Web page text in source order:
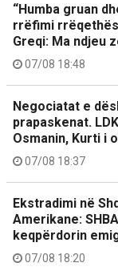
“Humba gruan
rrëfimi
Greqi: Ma ndjeu
07/08 18:48
Negociatat e
prapaskenat.
Osmanin, Kurti i
07/08 18:37
Ekstradimi në
Amerikane:
keqpërdorin
07/08 18:20